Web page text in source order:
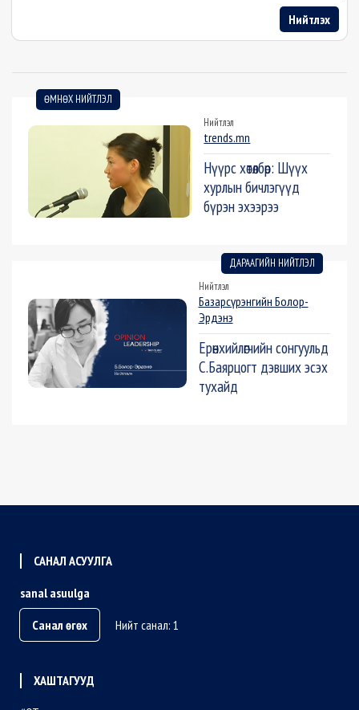
Нийтлэх
ӨМНӨХ НИЙТЛЭЛ
Нийтлэл
trends.mn
Нүүрс хөтөлбөр: Шүүх
хурлын бичлэгүүд
бүрэн эхээрээ
ДАРААГИЙН НИЙТЛЭЛ
Нийтлэл
Базарсүрэнгийн Болор-
Эрдэнэ
Ерөнхийлөгчийн сонгуульд
С.Баярцогт дэвших эсэх
тухайд
САНАЛ АСУУЛГА
sanal asuulga
Санал өгөх
Нийт санал: 1
ХАШТАГУУД